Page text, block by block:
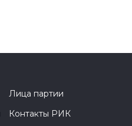
Лица партии
Контакты РИК